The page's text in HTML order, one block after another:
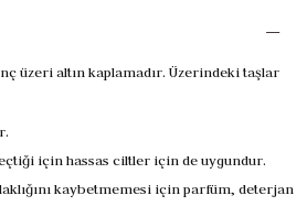
üzeri altın kaplamadır. Üzerindeki taşlar
için hassas ciltler için de uygundur.
kaybetmemesi için parfüm, deterjan